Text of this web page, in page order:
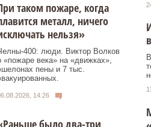
таком пожаре, когда
металл, ничего
нельзя»
400: люди. Виктор Волков
«пожаре века» на «движках»,
пены и 7 тыс.
14:26
было два-три